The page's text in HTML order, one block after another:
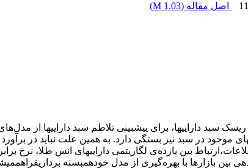
اصل مقاله (1.03 M
)
موجود در سبد نیز بستگی دارد. به همین علت نباید در
بین بازده‌ی لگاریتمی دارایی­های انس طلا، نرخ
سرایت بازدهی بین بازارها با بهره‌گیری از مدل خود­همبسته